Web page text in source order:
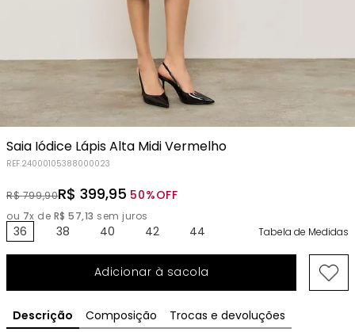
Saia Iódice Lápis Alta Midi Vermelho
REF.24000105388000023
R$ 799,90R$ 399,95 50%OFF
ou 7x de R$ 57,13 sem juros
36 38 40 42 44 Tabela de Medidas
Adicionar à sacola
Descrição Composição Trocas e devoluções